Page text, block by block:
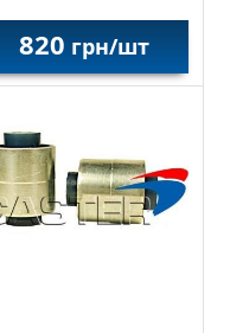
820 грн/шт